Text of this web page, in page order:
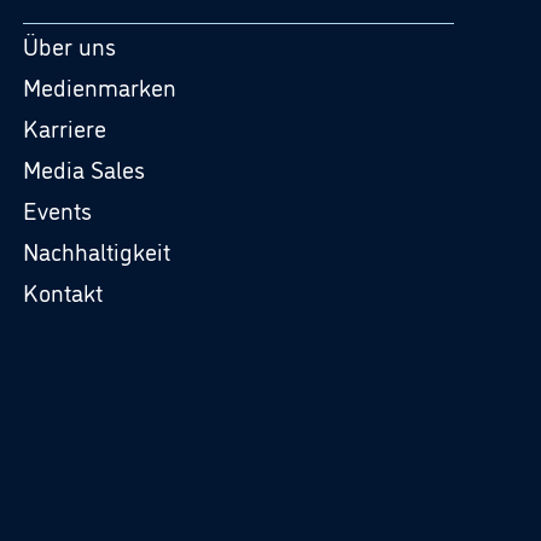
Über uns
Medienmarken
Karriere
Media Sales
Events
Nachhaltigkeit
Kontakt